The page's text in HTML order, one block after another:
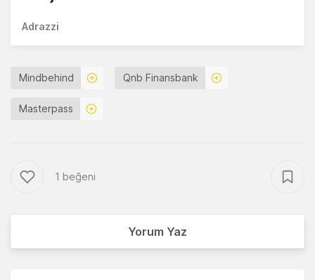
Adrazzi
Mindbehind Qnb Finansbank
Masterpass
1 beğeni
Yorum Yaz